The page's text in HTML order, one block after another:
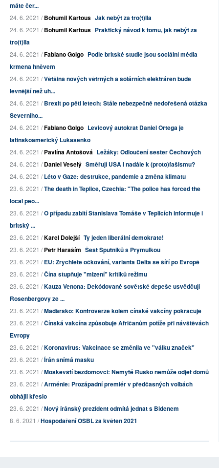
máte čer...
24. 6. 2021 /Bohumil Kartous Jak nebýt za tro(t)lla
24. 6. 2021 /Bohumil Kartous Praktický návod k tomu, jak nebýt za
tro(t)lla
24. 6. 2021 /Fabiano Golgo Podle britské studie jsou sociální média
krmena hněvem
24. 6. 2021 /Většina nových větrných a solárních elektráren bude
levnější než uh...
24. 6. 2021 /Brexit po pěti letech: Stále nebezpečně nedořešená otázka
Severního...
24. 6. 2021 /Fabiano Golgo Levicový autokrat Daniel Ortega je
latinskoamerický Lukašenko
24. 6. 2021 /Pavlína Antošová Ležáky: Odloučení sester Čechových
24. 6. 2021 /Daniel Veselý Směřují USA i nadále k (proto)fašismu?
24. 6. 2021 /Léto v Gaze: destrukce, pandemie a změna klimatu
23. 6. 2021 /The death in Teplice, Czechia: "The police has forced the
local peo...
23. 6. 2021 /O případu zabití Stanislava Tomáše v Teplicích informuje i
britský ...
23. 6. 2021 /Karel Dolejší Ty jeden liberální demokrate!
23. 6. 2021 /Petr Haraším Šest Sputniků s Prymulkou
23. 6. 2021 /EU: Zrychlete očkování, varianta Delta se šíří po Evropě
23. 6. 2021 /Čína stupňuje "mizení" kritiků režimu
23. 6. 2021 /Kauza Venona: Dekódované sovětské depeše usvědčují
Rosenbergovy ze ...
23. 6. 2021 /Maďarsko: Kontroverze kolem čínské vakcíny pokračuje
23. 6. 2021 /Čínská vakcína způsobuje Afričanům potíže při návštěvách
Evropy
23. 6. 2021 /Koronavirus: Vakcinace se změnila ve "válku značek"
23. 6. 2021 /Írán snímá masku
23. 6. 2021 /Moskevští bezdomovci: Nemyté Rusko nemůže odjet domů
23. 6. 2021 /Arménie: Prozápadní premiér v předčasných volbách
obhájil křeslo
23. 6. 2021 /Nový íránský prezident odmítá jednat s Bidenem
8. 6. 2021 /Hospodaření OSBL za květen 2021